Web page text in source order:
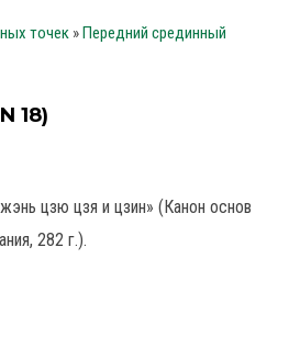
точек »Передний срединный
18)
цзю цзя и цзин» (Канон основ
282 г.).